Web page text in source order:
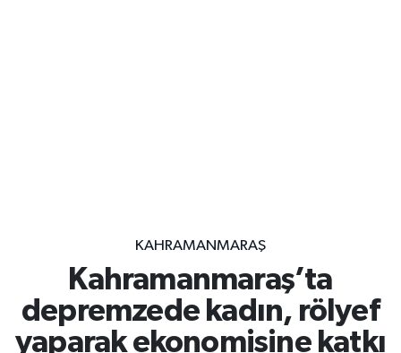
KAHRAMANMARAŞ
Kahramanmaraş’ta
depremzede kadın, rölyef
yaparak ekonomisine katkı